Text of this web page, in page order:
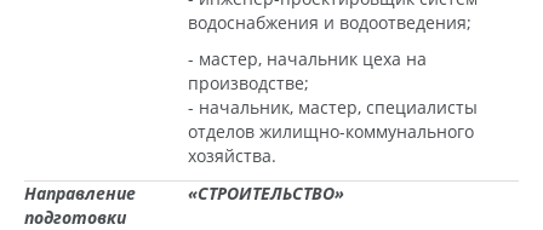
водоснабжения и водоотведения;
- мастер, начальник цеха на
производстве;
- начальник, мастер, специалисты
отделов жилищно-коммунального
хозяйства.
Направление
подготовки
«СТРОИТЕЛЬСТВО»